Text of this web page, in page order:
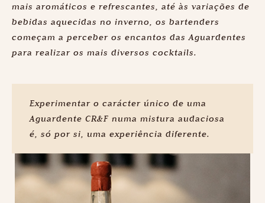
Experimentar o carácter único de uma
Aguardente CR&F numa mistura audaciosa
é, só por si, uma experiência diferente.
mais aromáticos e refrescantes, até às variações de
bebidas aquecidas no inverno, os bartenders
começam a perceber os encantos das Aguardentes
para realizar os mais diversos cocktails.